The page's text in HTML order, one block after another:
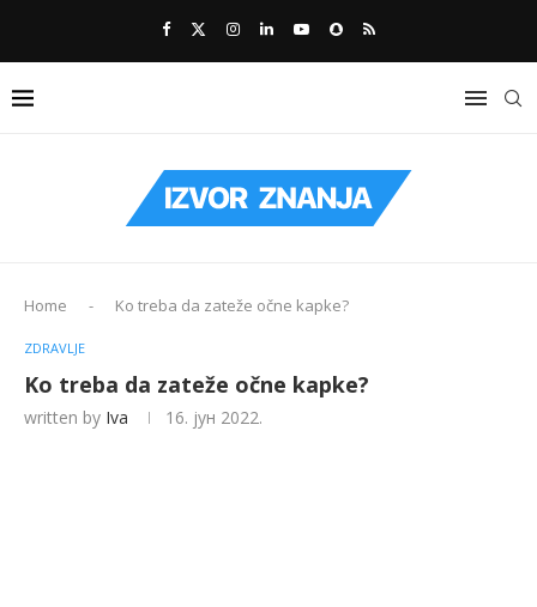
Home - Ko treba da zateže očne kapke?
ZDRAVLJE
Ko treba da zateže očne kapke?
written by Iva 16. јун 2022.